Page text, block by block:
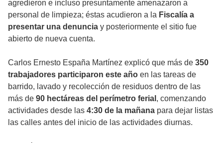
agredieron e incluso presuntamente amenazaron a
personal de limpieza; éstas acudieron a la Fiscalía a
presentar una denuncia y posteriormente el sitio fue
abierto de nueva cuenta.
Carlos Ernesto España Martínez explicó que más de 350
trabajadores participaron este año en las tareas de
barrido, lavado y recolección de residuos dentro de las
más de 90 hectáreas del perímetro ferial , comenzando
actividades desde las 4:30 de la mañana para dejar listas
las calles antes del inicio de las actividades diurnas.